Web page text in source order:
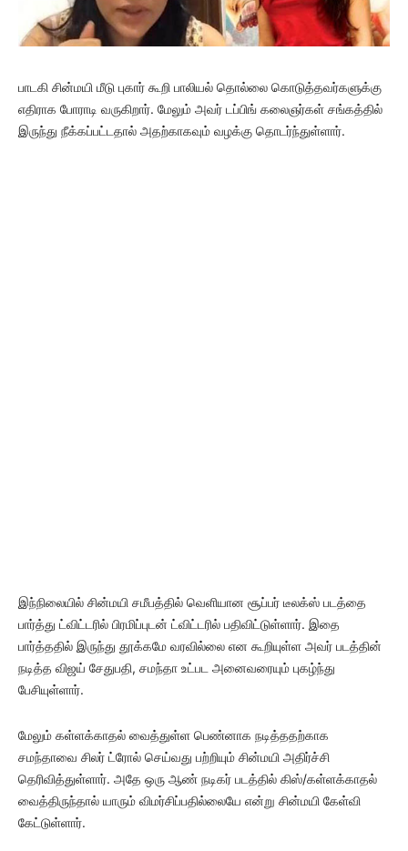
பாடகி சின்மயி மீடு புகார் கூறி பாலியல் தொல்லை கொடுத்தவர்களுக்கு
எதிராக போராடி வருகிறார். மேலும் அவர் டப்பிங் கலைஞர்கள் சங்கத்தில்
இருந்து நீக்கப்பட்டதால் அதற்காகவும் வழக்கு தொடர்ந்துள்ளார்.
இந்நிலையில் சின்மயி சமீபத்தில் வெளியான சூப்பர் டீலக்ஸ் படத்தை
பார்த்து ட்விட்டரில் பிரமிப்புடன் ட்விட்டரில் பதிவிட்டுள்ளார். இதை
பார்த்ததில் இருந்து தூக்கமே வரவில்லை என கூறியுள்ள அவர் படத்தின்
நடித்த விஜய் சேதுபதி, சமந்தா உட்பட அனைவரையும் புகழ்ந்து
பேசியுள்ளார்.
மேலும் கள்ளக்காதல் வைத்துள்ள பெண்னாக நடித்ததற்காக
சமந்தாவை சிலர் ட்ரோல் செய்வது பற்றியும் சின்மயி அதிர்ச்சி
தெரிவித்துள்ளார். அதே ஒரு ஆண் நடிகர் படத்தில் கிஸ்/கள்ளக்காதல்
வைத்திருந்தால் யாரும் விமர்சிப்பதில்லையே என்று சின்மயி கேள்வி
கேட்டுள்ளார்.